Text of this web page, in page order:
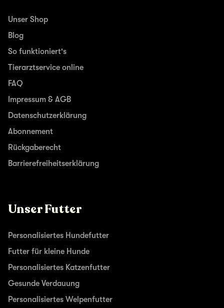
Unser Shop
Blog
So funktioniert's
Tierarztservice online
FAQ
Impressum & AGB
Datenschutzerklärung
Abonnement
Rückgaberecht
Barrierefreiheitserklärung
Unser Futter
Personalisiertes Hundefutter
Futter für kleine Hunde
Personalisiertes Katzenfutter
Gesunde Verdauung
Personalisiertes Welpenfutter